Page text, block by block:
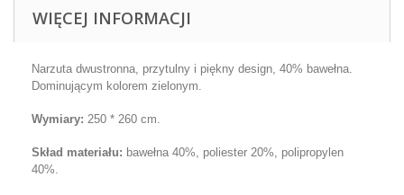
WIĘCEJ INFORMACJI
Narzuta dwustronna, przytulny i piękny design, 40% bawełna.
Dominującym kolorem zielonym.
Wymiary: 250 * 260 cm.
Skład materiału: bawełna 40%, poliester 20%, polipropylen
40%.